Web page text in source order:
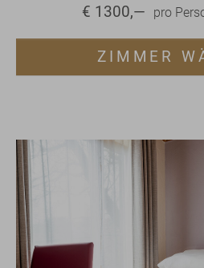
€ 1300,— pro
ZIMMER